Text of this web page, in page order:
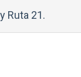
Ruta 21.